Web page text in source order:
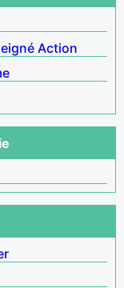
Action